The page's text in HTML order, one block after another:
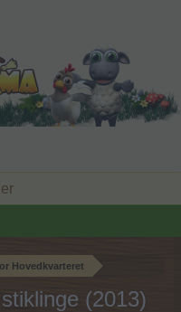
Hovedkvarteret
(2013)